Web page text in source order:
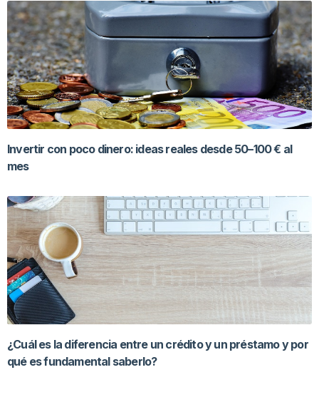
Invertir con poco dinero: ideas reales desde 50–100 € al
mes
¿Cuál es la diferencia entre un crédito y un préstamo y por
qué es fundamental saberlo?